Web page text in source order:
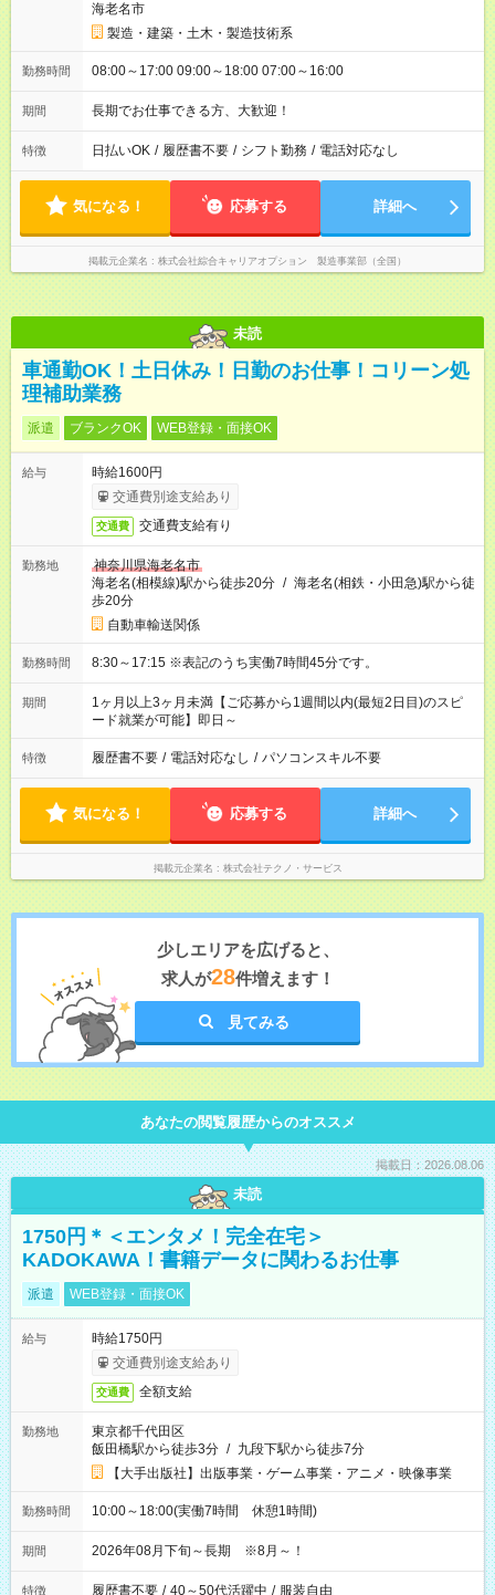
海老名市
製造・建築・土木・製造技術系
勤務時間 08:00～17:00 09:00～18:00 07:00～16:00
期間 長期でお仕事できる方、大歓迎！
特徴 日払いOK / 履歴書不要 / シフト勤務 / 電話対応なし
気になる！ 応募する 詳細へ
掲載元企業名 株式会社綜合キャリアオプション 製造事業部（全国）
未読
車通勤OK！土日休み！日勤のお仕事！コリーン処
理補助業務
派遣 ブランクOK WEB登録・面接OK
給与
時給1600円
交通費別途支給あり
交通費 交通費支給有り
勤務地
神奈川県海老名市
海老名(相模線)駅から徒歩20分 / 海老名(相鉄・小田急)駅から徒
歩20分
自動車輸送関係
勤務時間 8:30～17:15 ※表記のうち実働7時間45分です。
期間
1ヶ月以上3ヶ月未満【ご応募から1週間以内(最短2日目)のスピ
ード就業が可能】即日～
特徴 履歴書不要 / 電話対応なし / パソコンスキル不要
気になる！ 応募する 詳細へ
掲載元企業名 株式会社テクノ・サービス
少しエリアを広げると、
求人が28件増えます！
見てみる
あなたの閲覧履歴からのオススメ
掲載日：2026.08.06
未読
1750円＊＜エンタメ！完全在宅＞
KADOKAWA！書籍データに関わるお仕事
派遣 WEB登録・面接OK
給与
時給1750円
交通費別途支給あり
交通費 全額支給
勤務地
東京都千代田区
飯田橋駅から徒歩3分 / 九段下駅から徒歩7分
【大手出版社】出版事業・ゲーム事業・アニメ・映像事業
勤務時間 10:00～18:00(実働7時間 休憩1時間)
期間 2026年08月下旬～長期 ※8月～！
特徴 履歴書不要 / 40～50代活躍中 / 服装自由